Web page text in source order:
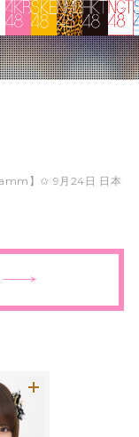
】✩ 9月24日 日本